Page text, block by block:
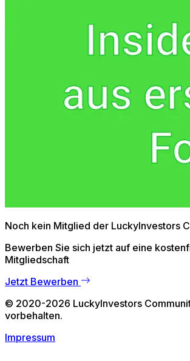
Noch kein Mitglied der LuckyInvestors
Bewerben Sie sich jetzt auf eine
Mitgliedschaft
Jetzt Bewerben
© 2020-2026 LuckyInvestors
vorbehalten.
Impressum